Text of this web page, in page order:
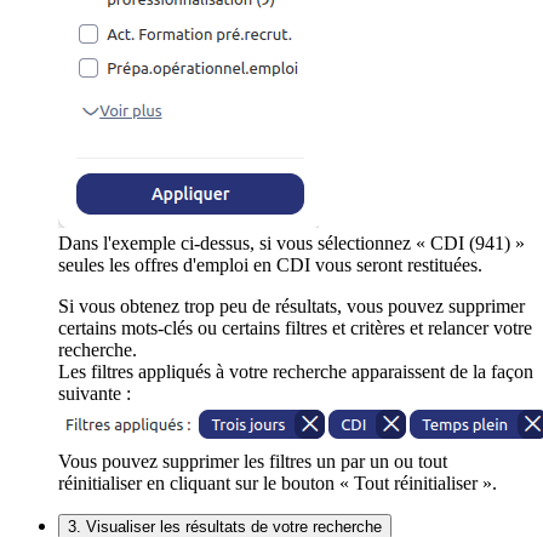
Dans l'exemple ci-dessus, si vous sélectionnez « CDI (941) »
seules les offres d'emploi en CDI vous seront restituées.
Si vous obtenez trop peu de résultats, vous pouvez supprimer
certains mots-clés ou certains filtres et critères et relancer votre
recherche.
Les filtres appliqués à votre recherche apparaissent de la façon
suivante :
Vous pouvez supprimer les filtres un par un ou tout
réinitialiser en cliquant sur le bouton « Tout réinitialiser ».
3. Visualiser les résultats de votre recherche